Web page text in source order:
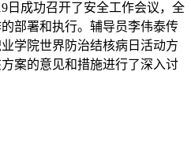
日成功召开了安全工作会议，全
部署和执行。辅导员李伟泰传
学院世界防治结核病日活动方
案的意见和措施进行了深入讨